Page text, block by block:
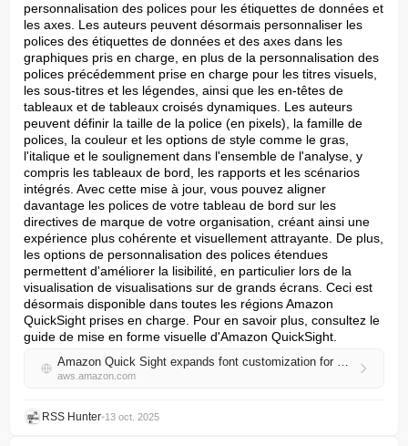
personnalisation des polices pour les étiquettes de données et
les axes. Les auteurs peuvent désormais personnaliser les
polices des étiquettes de données et des axes dans les
graphiques pris en charge, en plus de la personnalisation des
polices précédemment prise en charge pour les titres visuels,
les sous-titres et les légendes, ainsi que les en-têtes de
tableaux et de tableaux croisés dynamiques. Les auteurs
peuvent définir la taille de la police (en pixels), la famille de
polices, la couleur et les options de style comme le gras,
l'italique et le soulignement dans l'ensemble de l'analyse, y
compris les tableaux de bord, les rapports et les scénarios
intégrés. Avec cette mise à jour, vous pouvez aligner
davantage les polices de votre tableau de bord sur les
directives de marque de votre organisation, créant ainsi une
expérience plus cohérente et visuellement attrayante. De plus,
les options de personnalisation des polices étendues
permettent d'améliorer la lisibilité, en particulier lors de la
visualisation de visualisations sur de grands écrans. Ceci est
désormais disponible dans toutes les régions Amazon
QuickSight prises en charge. Pour en savoir plus, consultez le
guide de mise en forme visuelle d'Amazon QuickSight.
Amazon Quick Sight expands font customization for visuals
aws.amazon.com
RSS Hunter•13 oct. 2025